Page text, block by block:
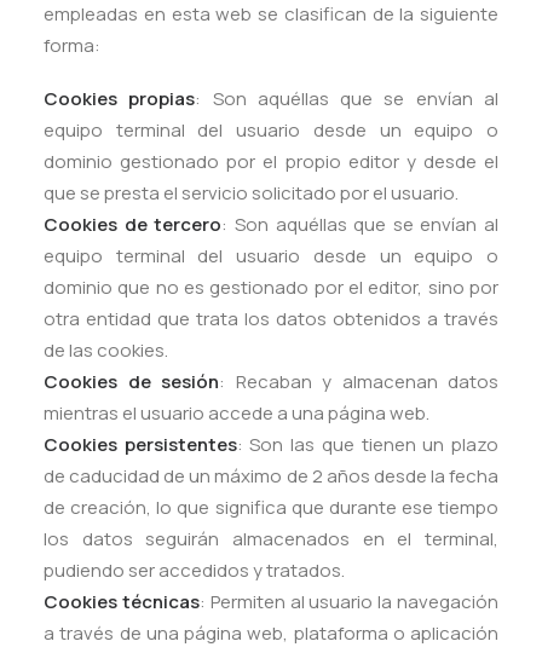
empleadas en esta web se clasifican de la siguiente
forma:
Cookies propias: Son aquéllas que se envían al
equipo terminal del usuario desde un equipo o
dominio gestionado por el propio editor y desde el
que se presta el servicio solicitado por el usuario.
Cookies de tercero: Son aquéllas que se envían al
equipo terminal del usuario desde un equipo o
dominio que no es gestionado por el editor, sino por
otra entidad que trata los datos obtenidos a través
de las cookies.
Cookies de sesión: Recaban y almacenan datos
mientras el usuario accede a una página web.
Cookies persistentes: Son las que tienen un plazo
de caducidad de un máximo de 2 años desde la fecha
de creación, lo que significa que durante ese tiempo
los datos seguirán almacenados en el terminal,
pudiendo ser accedidos y tratados.
Cookies técnicas: Permiten al usuario la navegación
a través de una página web, plataforma o aplicación